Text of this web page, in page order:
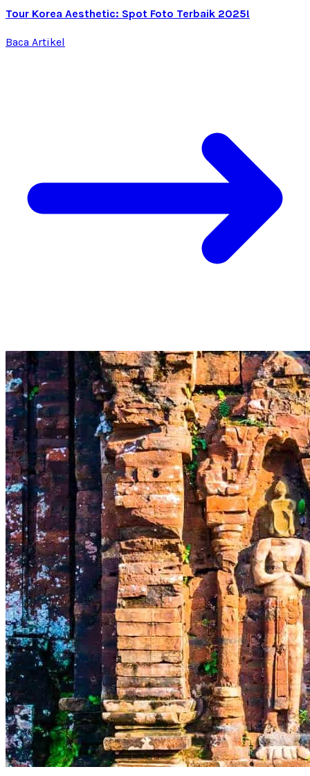
Tour Korea Aesthetic: Spot Foto Terbaik 2025!
Baca Artikel